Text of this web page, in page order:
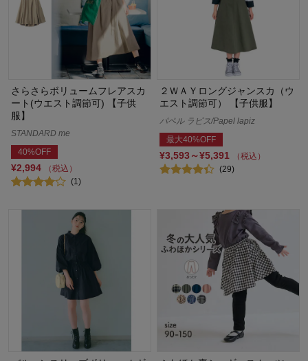
さらさらボリュームフレアスカ
ート(ウエスト調節可) 【子供
服】
STANDARD me
40%OFF
¥2,994
（税込）
(1)
２ＷＡＹロングジャンスカ（ウ
エスト調節可） 【子供服】
パペル ラピス/Papel lapiz
最大40%OFF
¥3,593～¥5,391
（税込）
(29)